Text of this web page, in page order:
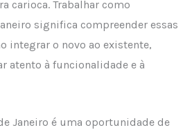
carioca. Trabalhar como
significa compreender essas
integrar o novo ao existente,
atento à funcionalidade e à
Janeiro é uma oportunidade de